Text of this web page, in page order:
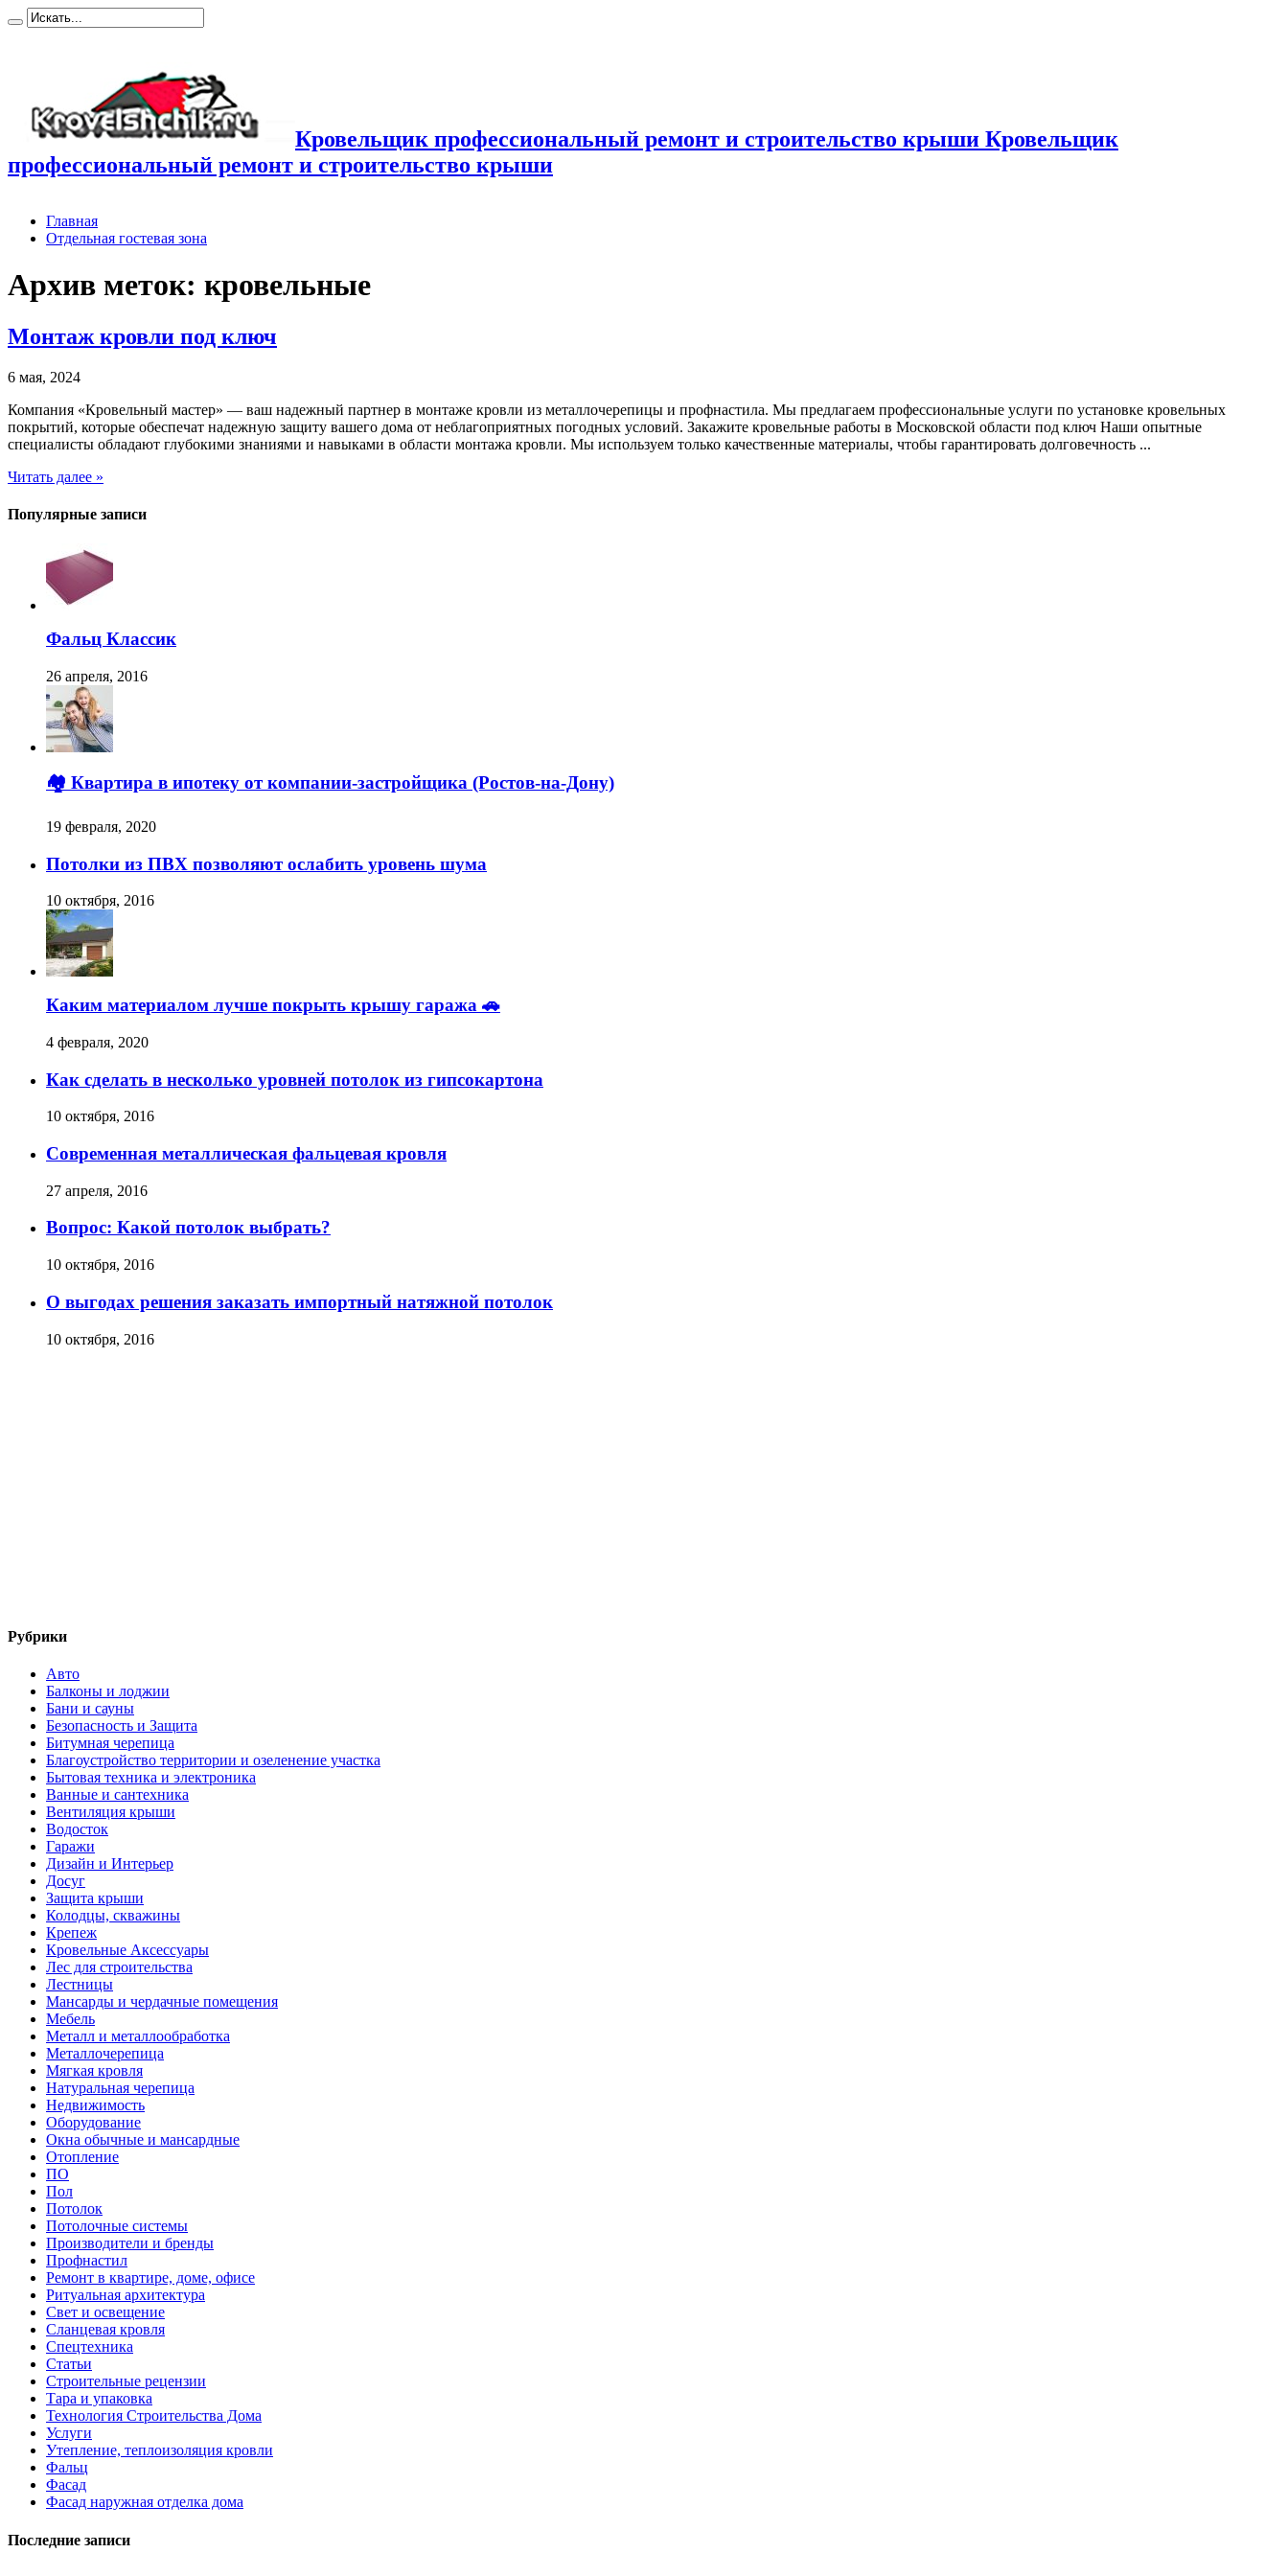
Кровельщик профессиональный ремонт и строительство крыши Кровельщик
профессиональный ремонт и строительство крыши
Главная
Отдельная гостевая зона
Архив меток: кровельные
Монтаж кровли под ключ
6 мая, 2024
Компания «Кровельный мастер» — ваш надежный партнер в монтаже кровли из металлочерепицы и профнастила. Мы предлагаем профессиональные услуги по установке кровельных
покрытий, которые обеспечат надежную защиту вашего дома от неблагоприятных погодных условий. Закажите кровельные работы в Московской области под ключ Наши опытные
специалисты обладают глубокими знаниями и навыками в области монтажа кровли. Мы используем только качественные материалы, чтобы гарантировать долговечность ...
Читать далее »
Популярные записи
Фальц Классик
26 апреля, 2016
🏘️ Квартира в ипотеку от компании-застройщика (Ростов-на-Дону)
19 февраля, 2020
Потолки из ПВХ позволяют ослабить уровень шума
10 октября, 2016
Каким материалом лучше покрыть крышу гаража 🚗
4 февраля, 2020
Как сделать в несколько уровней потолок из гипсокартона
10 октября, 2016
Современная металлическая фальцевая кровля
27 апреля, 2016
Вопрос: Какой потолок выбрать?
10 октября, 2016
О выгодах решения заказать импортный натяжной потолок
10 октября, 2016
Рубрики
Авто
Балконы и лоджии
Бани и сауны
Безопасность и Защита
Битумная черепица
Благоустройство территории и озеленение участка
Бытовая техника и электроника
Ванные и сантехника
Вентиляция крыши
Водосток
Гаражи
Дизайн и Интерьер
Досуг
Защита крыши
Колодцы, скважины
Крепеж
Кровельные Аксессуары
Лес для строительства
Лестницы
Мансарды и чердачные помещения
Мебель
Металл и металлообработка
Металлочерепица
Мягкая кровля
Натуральная черепица
Недвижимость
Оборудование
Окна обычные и мансардные
Отопление
ПО
Пол
Потолок
Потолочные системы
Производители и бренды
Профнастил
Ремонт в квартире, доме, офисе
Ритуальная архитектура
Свет и освещение
Сланцевая кровля
Спецтехника
Статьи
Строительные рецензии
Тара и упаковка
Технология Строительства Дома
Услуги
Утепление, теплоизоляция кровли
Фальц
Фасад
Фасад наружная отделка дома
Последние записи